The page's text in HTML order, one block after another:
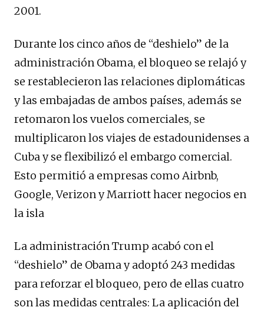
2001.
Durante los cinco años de “deshielo” de la
administración Obama, el bloqueo se relajó y
se restablecieron las relaciones diplomáticas
y las embajadas de ambos países, además se
retomaron los vuelos comerciales, se
multiplicaron los viajes de estadounidenses a
Cuba y se flexibilizó el embargo comercial.
Esto permitió a empresas como Airbnb,
Google, Verizon y Marriott hacer negocios en
la isla
La administración Trump acabó con el
“deshielo” de Obama y adoptó 243 medidas
para reforzar el bloqueo, pero de ellas cuatro
son las medidas centrales: La aplicación del